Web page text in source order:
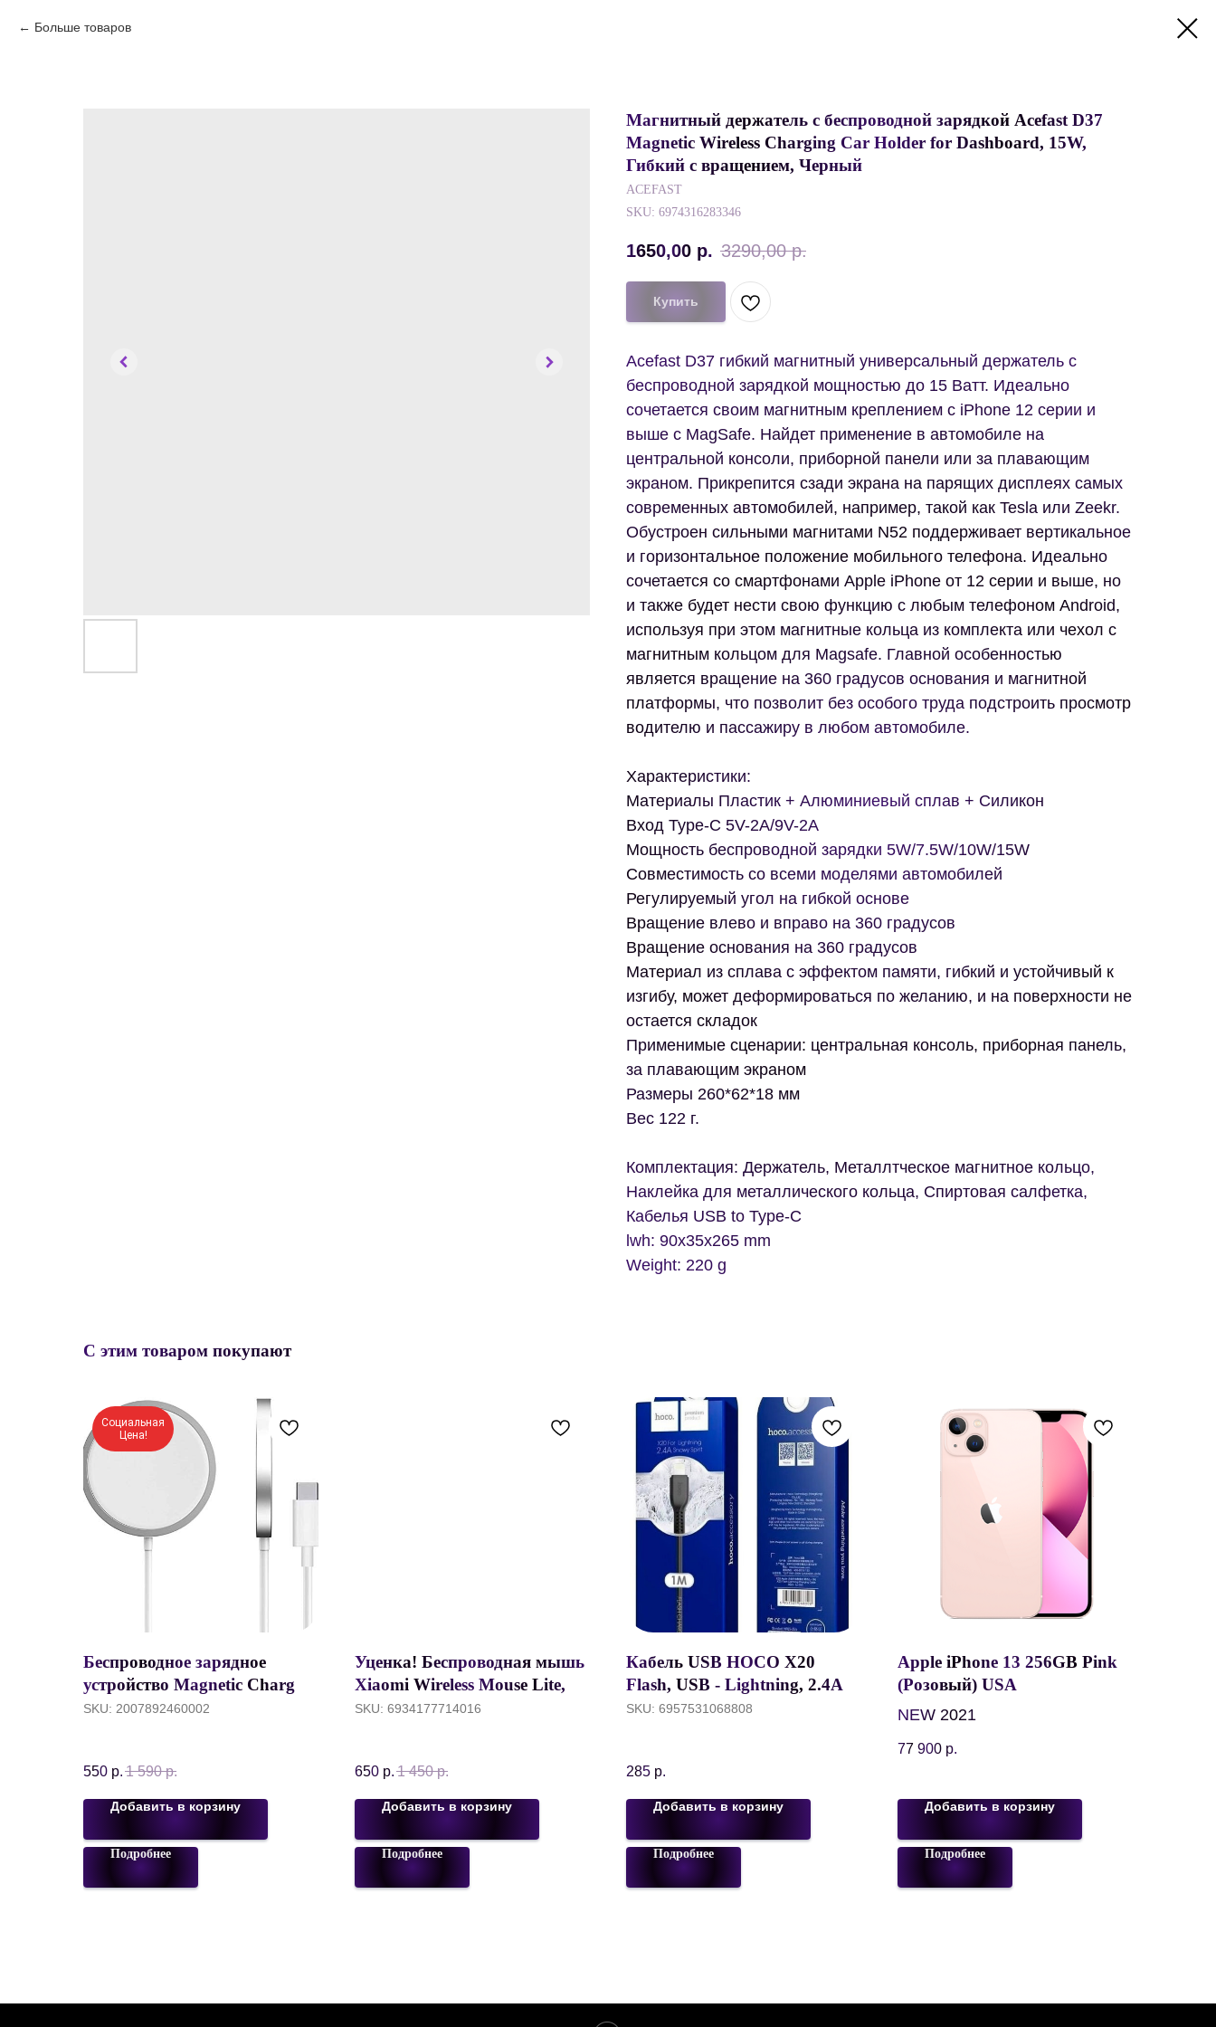
Больше товаров
Магнитный держатель с беспроводной зарядкой Acefast D37
Magnetic Wireless Charging Car Holder for Dashboard, 15W,
Гибкий с вращением, Черный
ACEFAST
SKU: 6974316283346
1650,00 р. 3290,00 р.
Купить
Acefast D37 гибкий магнитный универсальный держатель c
беспроводной зарядкой мощностью до 15 Ватт. Идеально
сочетается своим магнитным креплением с iPhone 12 серии и
выше с MagSafe. Найдет применение в автомобиле на
центральной консоли, приборной панели или за плавающим
экраном. Прикрепится сзади экрана на парящих дисплеях самых
современных автомобилей, например, такой как Tesla или Zeekr.
Обустроен сильными магнитами N52 поддерживает вертикальное
и горизонтальное положение мобильного телефона. Идеально
сочетается со смартфонами Apple iPhone от 12 серии и выше, но
и также будет нести свою функцию с любым телефоном Android,
используя при этом магнитные кольца из комплекта или чехол с
магнитным кольцом для Magsafe. Главной особенностью
является вращение на 360 градусов основания и магнитной
платформы, что позволит без особого труда подстроить просмотр
водителю и пассажиру в любом автомобиле.
Характеристики:
Материалы Пластик + Алюминиевый сплав + Силикон
Вход Type-C 5V-2A/9V-2A
Мощность беспроводной зарядки 5W/7.5W/10W/15W
Совместимость со всеми моделями автомобилей
Регулируемый угол на гибкой основе
Вращение влево и вправо на 360 градусов
Вращение основания на 360 градусов
Материал из сплава с эффектом памяти, гибкий и устойчивый к
изгибу, может деформироваться по желанию, и на поверхности не
остается складок
Применимые сценарии: центральная консоль, приборная панель,
за плавающим экраном
Размеры 260*62*18 мм
Вес 122 г.
Комплектация: Держатель, Металлтческое магнитное кольцо,
Наклейка для металлического кольца, Спиртовая салфетка,
Кабелья USB to Type-C
lwh: 90x35x265 mm
Weight: 220 g
С этим товаром покупают
Социальная
Цена!
Беспроводное зарядное
устройство Magnetic Charger
15W c кабелем TYPE-C,
SKU: 2007892460002
550 р. 1 590 р.
Добавить в корзину
Подробнее
Уценка! Беспроводная мышь
Xiaomi Wireless Mouse Lite,
Черный, XMWXSB01YM
SKU: 6934177714016
650 р. 1 450 р.
Добавить в корзину
Подробнее
Кабель USB HOCO X20
Flash, USB - Lightning, 2.4А, 1
м, черный
SKU: 6957531068808
285 р.
Добавить в корзину
Подробнее
Apple iPhone 13 256GB Pink
(Розовый) USA
NEW 2021
77 900 р.
Добавить в корзину
Подробнее